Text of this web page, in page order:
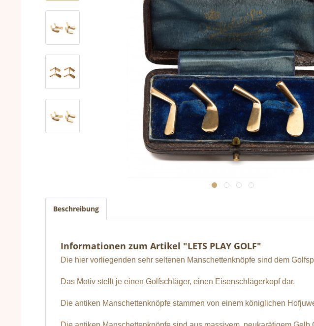
Beschreibung
Informationen zum Artikel "LETS PLAY GOLF"
Die hier vorliegenden sehr seltenen Manschettenknöpfe sind dem
Das Motiv stellt je einen Golfschläger, einen Eisenschlägerkopf dar.
Die antiken Manschettenknöpfe stammen von einem königlichen